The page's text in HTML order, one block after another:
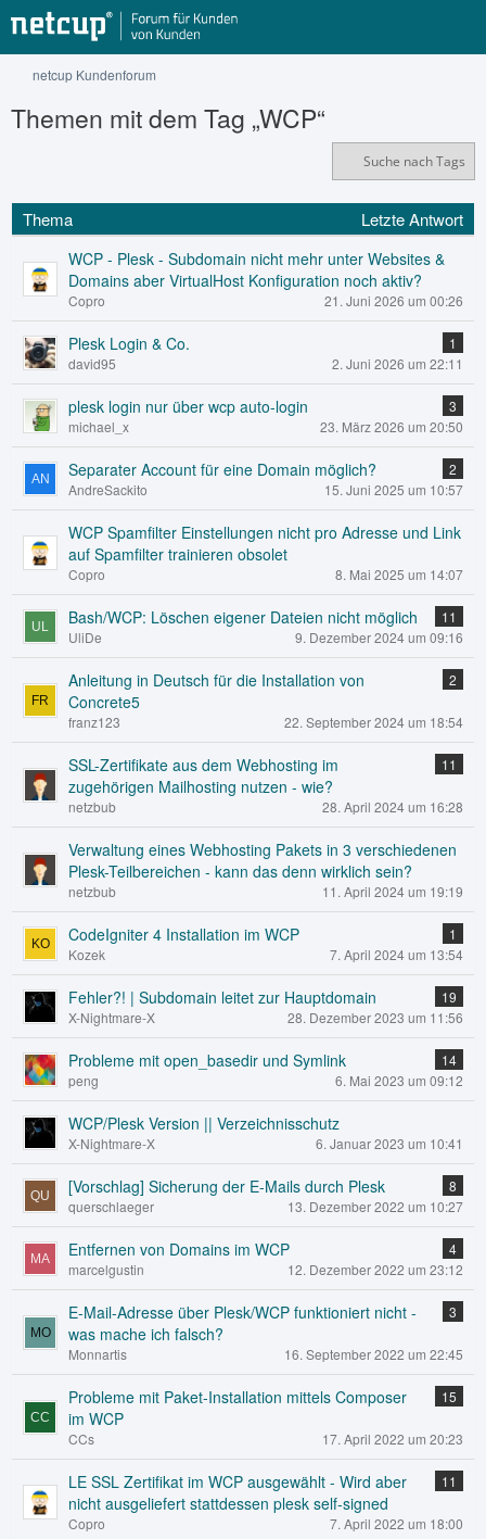
netcup Kundenforum
Themen mit dem Tag „WCP“
Suche nach Tags
Thema Letzte Antwort
WCP - Plesk - Subdomain nicht mehr unter Websites &
Domains aber VirtualHost Konfiguration noch aktiv?
Copro 21. Juni 2026 um 00:26
Plesk Login & Co.
1
david95
2. Juni 2026 um 22:11
plesk login nur über wcp auto-login
3
michael_x
23. März 2026 um 20:50
Separater Account für eine Domain möglich?
2
AndreSackito
15. Juni 2025 um 10:57
WCP Spamfilter Einstellungen nicht pro Adresse und Link
auf Spamfilter trainieren obsolet
Copro 8. Mai 2025 um 14:07
Bash/WCP: Löschen eigener Dateien nicht möglich
11
UliDe
9. Dezember 2024 um 09:16
Anleitung in Deutsch für die Installation von
Concrete5
2
franz123 22. September 2024 um 18:54
SSL-Zertifikate aus dem Webhosting im
zugehörigen Mailhosting nutzen - wie?
11
netzbub 28. April 2024 um 16:28
Verwaltung eines Webhosting Pakets in 3 verschiedenen
Plesk-Teilbereichen - kann das denn wirklich sein?
netzbub 11. April 2024 um 19:19
CodeIgniter 4 Installation im WCP
1
Kozek
7. April 2024 um 13:54
Fehler?! | Subdomain leitet zur Hauptdomain
19
X-Nightmare-X
28. Dezember 2023 um 11:56
Probleme mit open_basedir und Symlink
14
peng
6. Mai 2023 um 09:12
WCP/Plesk Version || Verzeichnisschutz
X-Nightmare-X 6. Januar 2023 um 10:41
[Vorschlag] Sicherung der E-Mails durch Plesk
8
querschlaeger
13. Dezember 2022 um 10:27
Entfernen von Domains im WCP
4
marcelgustin
12. Dezember 2022 um 23:12
E-Mail-Adresse über Plesk/WCP funktioniert nicht -
was mache ich falsch?
3
Monnartis 16. September 2022 um 22:45
Probleme mit Paket-Installation mittels Composer
im WCP
15
CCs 17. April 2022 um 20:23
LE SSL Zertifikat im WCP ausgewählt - Wird aber
nicht ausgeliefert stattdessen plesk self-signed
11
Copro 7. April 2022 um 18:00